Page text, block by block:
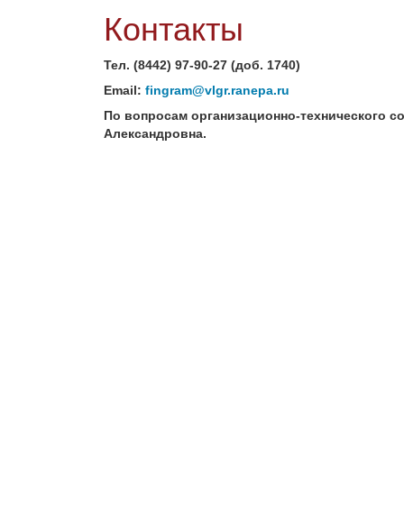
Контакты
Тел. (8442) 97-90-27 (доб. 1740)
Email: fingram@vlgr.ranepa.ru
По вопросам организационно-технического
Александровна.